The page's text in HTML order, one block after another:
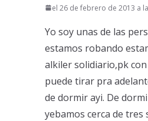
el 26 de febrero de 2013 a
Yo soy unas de las
estamos robando
alkiler solidiario,pk
puede tirar pra
de dormir ayi. De
yebamos cerca de tres